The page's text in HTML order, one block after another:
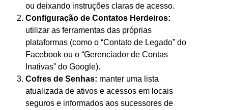
ou deixando instruções claras de acesso.
Configuração de Contatos Herdeiros:
utilizar as ferramentas das próprias
plataformas (como o “Contato de Legado” do
Facebook ou o “Gerenciador de Contas
Inativas” do Google).
Cofres de Senhas: manter uma lista
atualizada de ativos e acessos em locais
seguros e informados aos sucessores de